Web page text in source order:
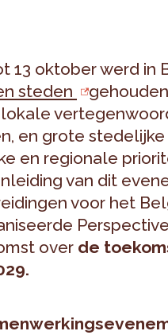
13 oktober werd in
steden
en grote
en regionale
van dit
voor het
over de